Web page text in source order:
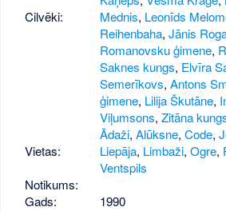
Cilvēki:
Mednis, Leonīds
Reihenbaha,Jānis
Romanovsku ģimene,
Saknes kungs, Elvīra
Semerīkovs,Antons
ģimene, Lilija Škutāne,
Viļumsons,Zitāna
Vietas:
Ādaži,Alūksne,Code,
Liepāja, Limbaži,Ogre,
Ventspils
Notikums:
Gads:
1990